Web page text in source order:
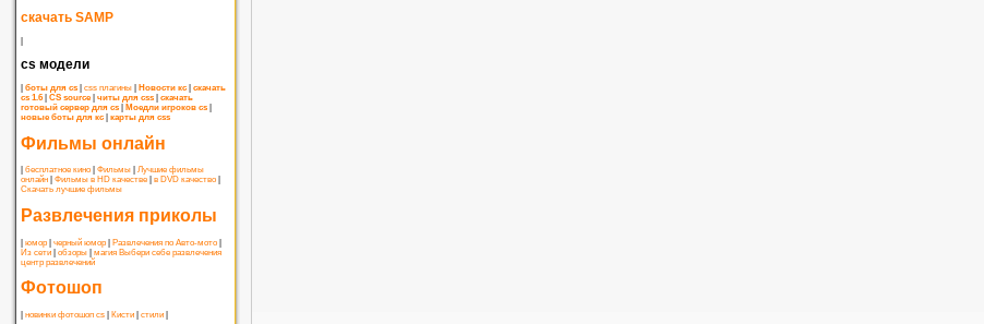
скачать SAMP
cs модели
боты для cs css плагины Новости кс
скачать
cs 1.6| CS source| читы для css
скачать
готовый сервер для cs
Моедли игроков cs
новые боты для кс
карты для css
Фильмы онлайн
бесплатное кино Фильмы
Лучшие фильмы
онлайн
Фильмы в HD качестве в DVD качество
Скачать лучшие фильмы
Развлечения приколы
юмор черный юмор Развлечения по Авто-мото
Из сети
обзоры магия Выбери себе развлечения
центр развлечений
Фотошоп
новинки фотошоп cs Кисти стили